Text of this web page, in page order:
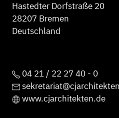
Hastedter Dorfstraße 20
28207 Bremen
Deutschland
04 21 / 22 27 40 - 0
www.cjarchitekten.de